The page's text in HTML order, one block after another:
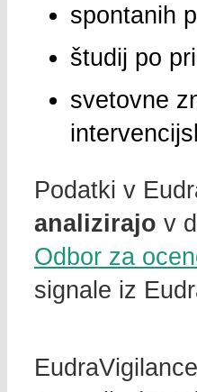
spontanih
študij po
svetovne
Podatki v
analizirajo v
Odbor za
signale iz